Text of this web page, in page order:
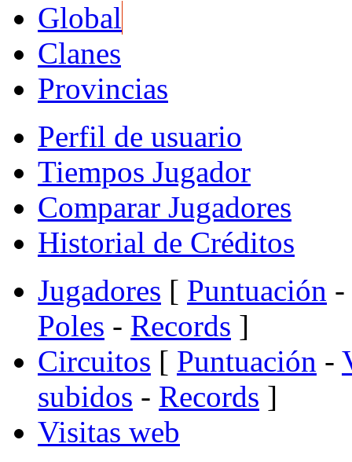
Global
Clanes
Provincias
Perfil de usuario
Tiempos Jugador
Comparar Jugadores
Historial de Créditos
Jugadores [ Puntuación -
Poles - Records ]
Circuitos [ Puntuación -
subidos - Records ]
Visitas web